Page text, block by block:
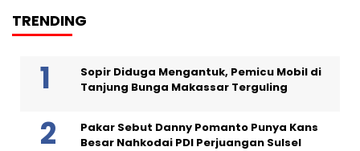
TRENDING
Sopir Diduga Mengantuk, Pemicu Mobil di
Tanjung Bunga Makassar Terguling
Pakar Sebut Danny Pomanto Punya Kans
Besar Nahkodai PDI Perjuangan Sulsel